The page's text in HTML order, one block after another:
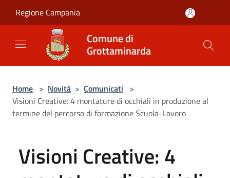
Regione Campania
Comune di
Grottaminarda
Home > Novità > Comunicati >
Visioni Creative: 4 montature di occhiali in produzione al
termine del percorso di formazione Scuola-Lavoro
Visioni Creative: 4